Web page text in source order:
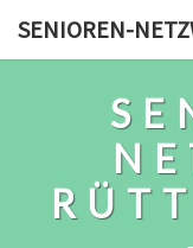
SENIOREN-